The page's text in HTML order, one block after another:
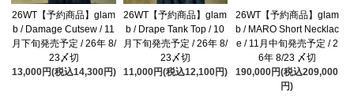
26WT【予約商品】glam
b / Damage Cutsew / 11
月下旬発売予定 / 26年 8/
23〆切
13,000円(税込14,300円)
26WT【予約商品】glam
b / Drape Tank Top / 10
月下旬発売予定 / 26年 8/
23〆切
11,000円(税込12,100円)
26WT【予約商品】glam
b / MARO Short Necklac
e / 11月中旬発売予定 / 2
6年 8/23 〆切
190,000円(税込209,000
円)